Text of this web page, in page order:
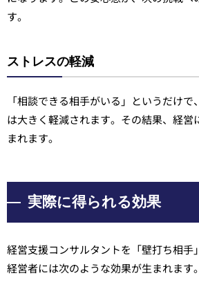
す。
ストレスの軽減
「相談できる相手がいる」というだけ
は大きく軽減されます。その結果、経営
まれます。
実際に得られる効果
経営支援コンサルタントを「壁打ち相手
経営者には次のような効果が生まれます。